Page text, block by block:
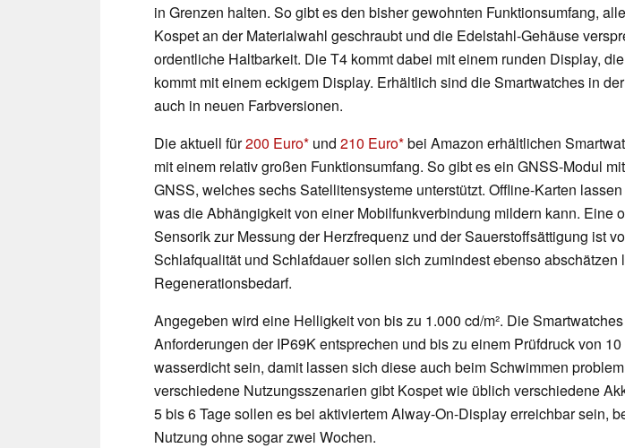
in Grenzen halten. So gibt es den bisher gewohnten Funktionsumfang,
Kospet an der Materialwahl geschraubt und die Edelstahl-Gehäuse
ordentliche Haltbarkeit. Die T4 kommt dabei mit einem runden Display,
kommt mit einem eckigem Display. Erhältlich sind die Smartwatches in
auch in neuen Farbversionen.
Die aktuell für200 Euro und 210 Euro bei Amazon erhältlichen
mit einem relativ großen Funktionsumfang. So gibt es ein GNSS-Modul
GNSS, welches sechs Satellitensysteme unterstützt. Offline-Karten
was die Abhängigkeit von einer Mobilfunkverbindung mildern kann. Eine
Sensorik zur Messung der Herzfrequenz und der Sauerstoffsättigung ist
Schlafqualität und Schlafdauer sollen sich zumindest ebenso abschätzen
Regenerationsbedarf.
Angegeben wird eine Helligkeit von bis zu 1.000 cd/m². Die
Anforderungen der IP69K entsprechen und bis zu einem Prüfdruck von 10
wasserdicht sein, damit lassen sich diese auch beim Schwimmen
verschiedene Nutzungsszenarien gibt Kospet wie üblich verschiedene
5 bis 6 Tage sollen es bei aktiviertem Alway-On-Display erreichbar sein,
Nutzung ohne sogar zwei Wochen.